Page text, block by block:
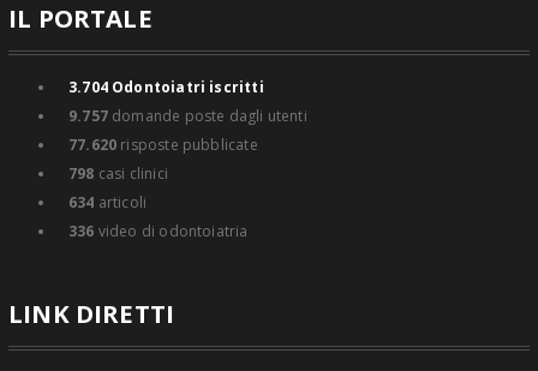
IL PORTALE
3.704Odontoiatri iscritti
9.757domande poste dagli utenti
77.620 risposte pubblicate
798 casi clinici
634 articoli
336 video di odontoiatria
LINK DIRETTI